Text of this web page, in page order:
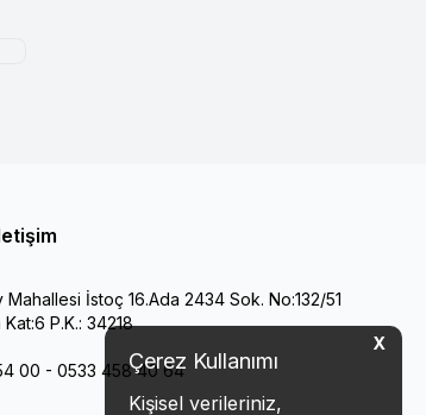
X
Çerez Kullanımı
Kişisel verileriniz,
Mahallesi İstoç 16.Ada 2434 Sok. No:132/51
P.K.: 34218
00 - 0533 458 40 64